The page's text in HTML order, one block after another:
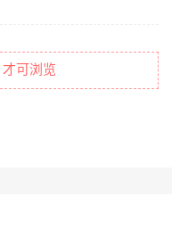
才可浏览